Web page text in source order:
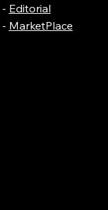
- Editorial
- MarketPlace